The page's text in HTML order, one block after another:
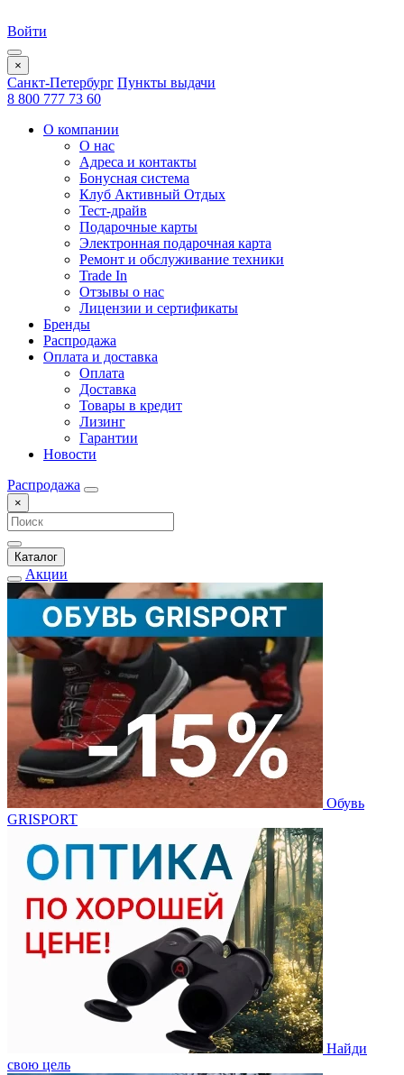
Войти
×
Санкт-Петербург Пункты выдачи
8 800 777 73 60
О компании
О нас
Адреса и контакты
Бонусная система
Клуб Активный Отдых
Тест-драйв
Подарочные карты
Электронная подарочная карта
Ремонт и обслуживание техники
Trade In
Отзывы о нас
Лицензии и сертификаты
Бренды
Распродажа
Оплата и доставка
Оплата
Доставка
Товары в кредит
Лизинг
Гарантии
Новости
Распродажа
×
Каталог
Акции
Обувь
GRISPORT
Найди
свою цель